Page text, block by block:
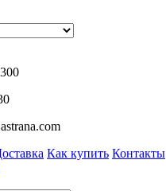
Как купить Контакты